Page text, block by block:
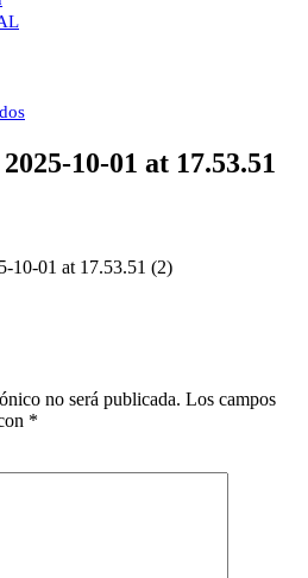
10-01 at 17.53.51
10-01 at 17.53.51 (2)
no será publicada. Los campos
*